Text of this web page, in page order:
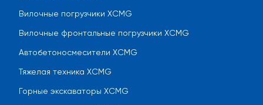
Вилочные погрузчики XCMG
Вилочные фронтальные погрузчики XCMG
Автобетоносмесители XCMG
Тяжелая техника XCMG
Горные экскаваторы XCMG